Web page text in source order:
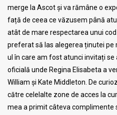
merge la Ascot și va rămâne o
față de ceea ce văzusem până
atât de mare respectarea unui
preferat să las alegerea ținutei pe
ul în care am fost atunci invitați
oficială unde Regina Elisabeta a
William și Kate Middleton. De
către celelalte zone de acces la
mea a primit câteva complimente